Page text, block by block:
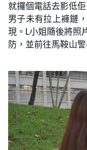
就攞個電話去影低
男子未有拉上褲鏈
現。L小姐隨後將照
防，並前往馬鞍山